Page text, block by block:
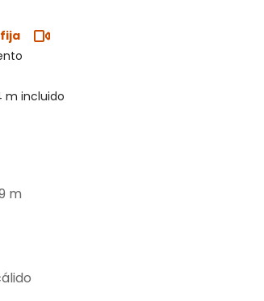
fija
m incluido
m